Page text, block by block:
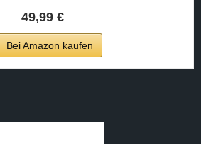
49,99 €
Bei Amazon kaufen